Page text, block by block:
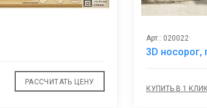
избранное
РАССЧИТАТЬ ЦЕНУ
Арт.: 020022
3D носорог,
КУПИТЬ В 1 КЛИК